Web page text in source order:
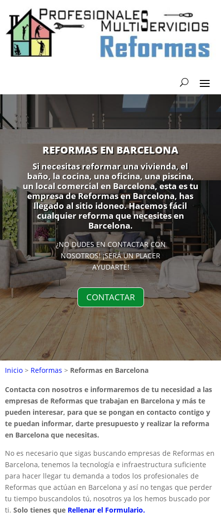
REFORMAS EN BARCELONA
Si necesitas reformar una vivienda, el
baño, la cocina, una oficina, una piscina,
un local comercial en Barcelona, esta es tu
empresa de Reformas en Barcelona, has
llegado al sitio idoneo. Hacemos fácil
cualquier reforma que necesites en
Barcelona.
¿NO DUDES EN CONTACTAR CON
NOSOTROS! ¡SERÁ UN PLACER
AYUDARTE!
CONTACTAR
Inicio > Reformas > Reformas en Barcelona
Contacta con nosotros e informaremos de tu necesidad a las
empresas de Reformas que trabajan en Barcelona y más te
pueden interesar, para que se pongan en contacto contigo y
te puedan informar, darte presupuesto y realizar la reforma
en Barcelona que necesitas.
No es necesario que sigas buscando empresas de Reformas en
Barcelona, tenemos la tecnología e infraestructura suficiente
para hacer llegar tu demanda a todos los profesionales de
Reformas que actúan en Barcelona y así no tengas que perder
tu tiempo buscandolos tú, nosotros ya los hemos buscado por
ti. Solo tienes que Rellenar el Formulario.